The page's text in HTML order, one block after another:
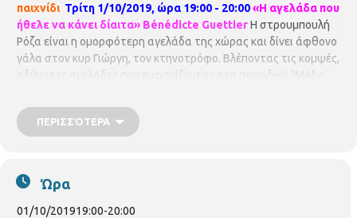
παιχνίδι Τρίτη 1/10/2019, ώρα 19:00 - 20:00«Η αγελάδα που
ήθελε να κάνει δίαιτα» Bénédicte GuettierH στρουμπουλή
Ρόζα είναι η ομορφότερη αγελάδα της χώρας και δίνει άφθονο
γάλα στον κυρ Γιώργη, τον κτηνοτρόφο. Βλέποντας τις κομψές,
αδύνατες αγελάδες που εμφανίζονταν στο περιοδικό "Μόδα
αποφάσισε να ξεκινήσει δίαιτα αψηφώντας τα παρακάλια του
κυρ Γιώργη. Ελάτε να μάθουμε, μέσα από την αφήγηση και το
Σχολής
στικ.Για παιδιά Α, Β και Γ Δημοτικού. Με προεγγραφή. Μέχρι 15
παιδιά.
ΠΕΡΙΣΣΌΤΕΡΑ
Ώρα
01/10/201919:00-20:00